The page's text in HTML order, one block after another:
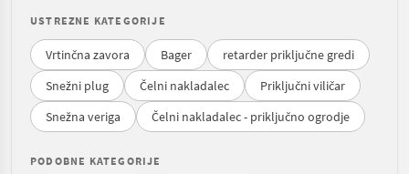
USTREZNE KATEGORIJE
Vrtinčna zavora Bager
retarder priključne gredi
Snežni plug
Čelni nakladalec
Priključni viličar
Snežna veriga
Čelni nakladalec - priključno ogrodje
PODOBNE KATEGORIJE